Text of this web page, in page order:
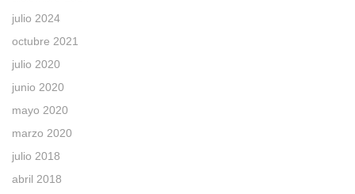
julio 2024
octubre 2021
julio 2020
junio 2020
mayo 2020
marzo 2020
julio 2018
abril 2018